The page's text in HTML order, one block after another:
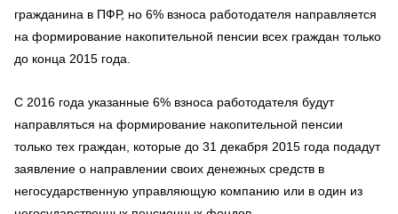
гражданина в ПФР, но 6% взноса работодателя направляется
на формирование накопительной пенсии всех граждан только
до конца 2015 года.
С 2016 года указанные 6% взноса работодателя будут
направляться на формирование накопительной пенсии
только тех граждан, которые до 31 декабря 2015 года подадут
заявление о направлении своих денежных средств в
негосударственную управляющую компанию или в один из